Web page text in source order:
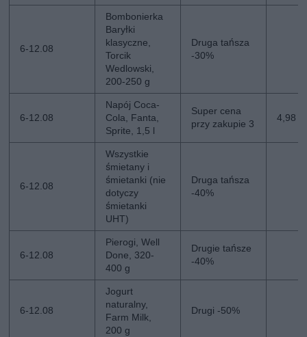
6-12.08
Bombonierka
Baryłki
klasyczne,
Torcik
Wedlowski,
200-250 g
Druga tańsza
-30%
6-12.08
Napój Coca-
Cola, Fanta,
Sprite, 1,5 l
Super cena
przy zakupie 3
4,98
6-12.08
Wszystkie
śmietany i
śmietanki (nie
dotyczy
śmietanki
UHT)
Druga tańsza
-40%
6-12.08
Pierogi, Well
Done, 320-
400 g
Drugie tańsze
-40%
6-12.08
Jogurt
naturalny,
Farm Milk,
200 g
Drugi -50%